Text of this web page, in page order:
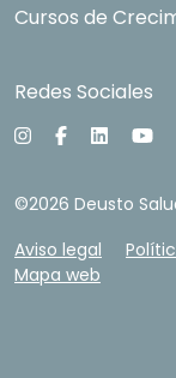
Cursos de
Redes Sociales
©2026 Deusto
Aviso legal
Mapa web